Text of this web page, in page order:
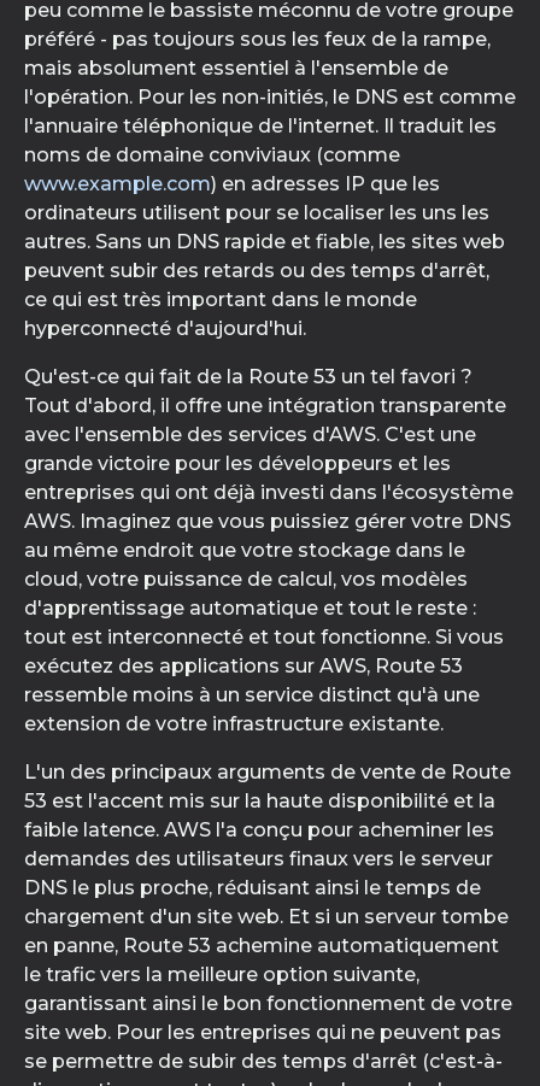
peu comme le bassiste méconnu de votre groupe
préféré - pas toujours sous les feux de la rampe,
mais absolument essentiel à l'ensemble de
l'opération. Pour les non-initiés, le DNS est comme
l'annuaire téléphonique de l'internet. Il traduit les
noms de domaine conviviaux (comme
www.example.com) en adresses IP que les
ordinateurs utilisent pour se localiser les uns les
autres. Sans un DNS rapide et fiable, les sites web
peuvent subir des retards ou des temps d'arrêt,
ce qui est très important dans le monde
hyperconnecté d'aujourd'hui.
Qu'est-ce qui fait de la Route 53 un tel favori ?
Tout d'abord, il offre une intégration transparente
avec l'ensemble des services d'AWS. C'est une
grande victoire pour les développeurs et les
entreprises qui ont déjà investi dans l'écosystème
AWS. Imaginez que vous puissiez gérer votre DNS
au même endroit que votre stockage dans le
cloud, votre puissance de calcul, vos modèles
d'apprentissage automatique et tout le reste :
tout est interconnecté et tout fonctionne. Si vous
exécutez des applications sur AWS, Route 53
ressemble moins à un service distinct qu'à une
extension de votre infrastructure existante.
L'un des principaux arguments de vente de Route
53 est l'accent mis sur la haute disponibilité et la
faible latence. AWS l'a conçu pour acheminer les
demandes des utilisateurs finaux vers le serveur
DNS le plus proche, réduisant ainsi le temps de
chargement d'un site web. Et si un serveur tombe
en panne, Route 53 achemine automatiquement
le trafic vers la meilleure option suivante,
garantissant ainsi le bon fonctionnement de votre
site web. Pour les entreprises qui ne peuvent pas
se permettre de subir des temps d'arrêt (c'est-à-